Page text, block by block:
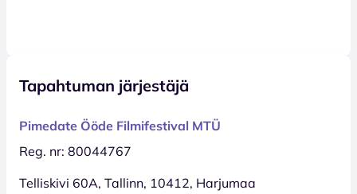
Tapahtuman järjestäjä
Pimedate Ööde Filmifestival MTÜ
Reg. nr: 80044767
Telliskivi 60A, Tallinn, 10412, Harjumaa